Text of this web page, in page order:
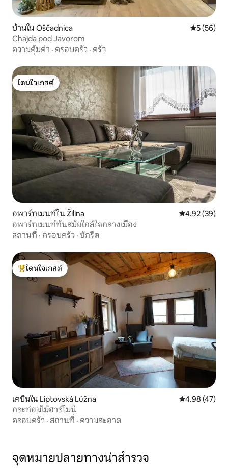
บ้านใน Oščadnica คะแนนเฉลี่
5 (56)
Chajda pod Javorom
ความคุ้มค่า · ครอบครัว · ครัว
โดนใจเกสต์
โดนใจเกสต์
อพาร์ทเมนท์ใน Žilina คะแนนเฉลี่ย
4.92 (39)
อพาร์ทเมนท์ทันสมัยใกล้ใจกลางเมือง
สถานที่ · ครอบครัว · ซักรีด
โดนใจเกสต์ที่สุด
โดนใจเกสต์
เคบินใน Liptovská Lúžna คะแนนเฉลี่ย
4.98 (47)
กระท่อมไม้ฮาร์โมนี
ครอบครัว · สถานที่ · ความสะอาด
จุดหมายปลายทางน่าสำรวจ